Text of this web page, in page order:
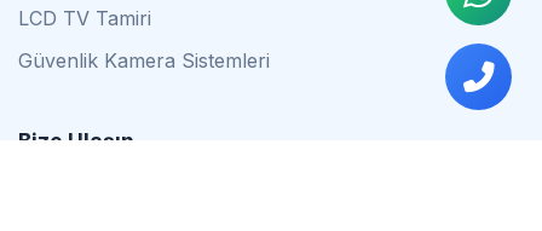
LCD TV Tamiri
Güvenlik Kamera Sistemleri
Bize Ulaşın